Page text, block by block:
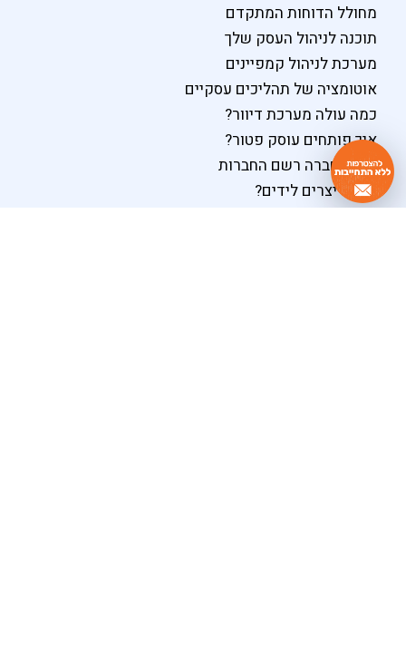
מחולל הדוחות המתקדם
תוכנה לניהול העסק שלך
מערכת לניהול קמפיינים
אוטומציה של תהליכים עסקיים
כמה עולה מערכת דיוור?
איך פותחים עוסק פטור?
תקנון חברה רשם החברות
איך מייצרים לידים?